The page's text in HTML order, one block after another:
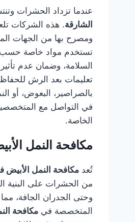
عندما تزداد الحشرات
الشارقة. هذه الشركات
ومصرح بها من الجهات
تستخدم مواد خاصة حسب
السلامة، وضمان عدم
تعليمات بعد الرش
بالصراصير، البعوض، أو
في التواصل مع
الخاصة.
مكافحة النمل
تُعدمكافحة النمل الأبيض
من الحشرات على البنية
وحتى الجدران الجافة،
المتخصصة فيمكافحة